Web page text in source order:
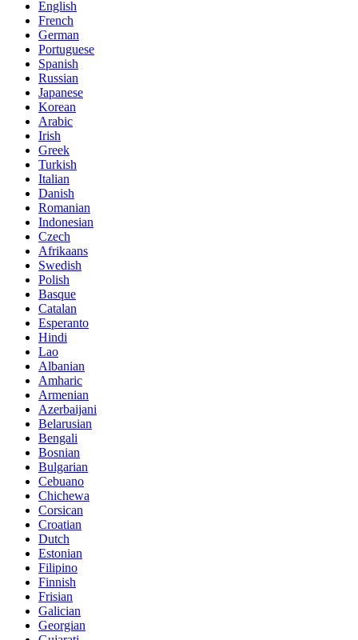
English
French
German
Portuguese
Spanish
Russian
Japanese
Korean
Arabic
Irish
Greek
Turkish
Italian
Danish
Romanian
Indonesian
Czech
Afrikaans
Swedish
Polish
Basque
Catalan
Esperanto
Hindi
Lao
Albanian
Amharic
Armenian
Azerbaijani
Belarusian
Bengali
Bosnian
Bulgarian
Cebuano
Chichewa
Corsican
Croatian
Dutch
Estonian
Filipino
Finnish
Frisian
Galician
Georgian